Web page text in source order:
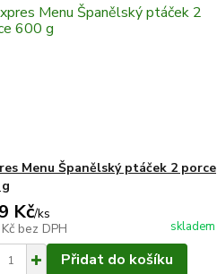
Menu Španělský ptáček 2 porce
Kč/ks
bez DPH skladem
Přidat do košíku